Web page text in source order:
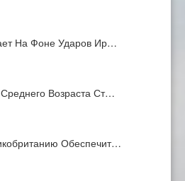
На Фоне Ударов Ир…
Возраста Ст…
Обеспечит…